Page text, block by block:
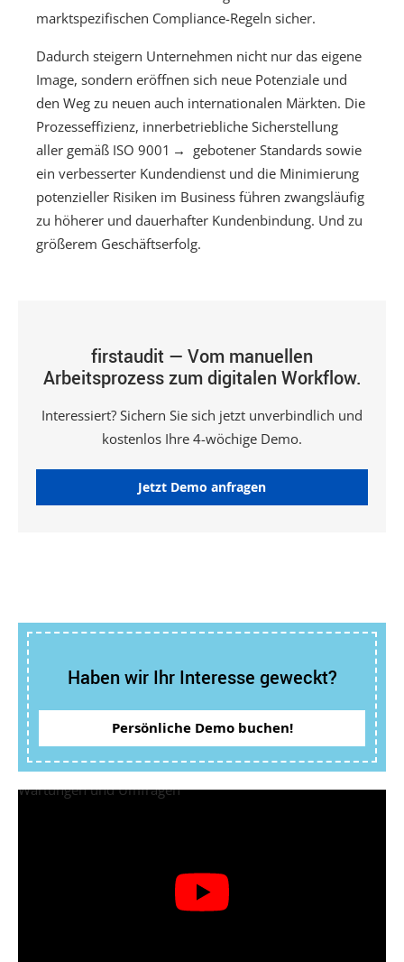
marktspezifischen Compliance-Regeln sicher.
Dadurch steigern Unternehmen nicht nur das eigene
Image, sondern eröffnen sich neue Potenziale und
den Weg zu neuen auch internationalen Märkten. Die
Prozesseffizienz, innerbetriebliche Sicherstellung
aller gemäß ISO 9001
gebotener Standards sowie
ein verbesserter Kundendienst und die Minimierung
potenzieller Risiken im Business führen zwangsläufig
zu höherer und dauerhafter Kundenbindung. Und zu
größerem Geschäftserfolg.
firstaudit — Vom manuellen
Arbeitsprozesszum digitalen Workflow.
Interessiert? Sichern Sie sich jetzt unverbindlich und
kostenlos Ihre 4-wöchige Demo.
Jetzt Demo anfragen
Haben wir Ihr Interesse geweckt?
Persönliche Demo buchen!